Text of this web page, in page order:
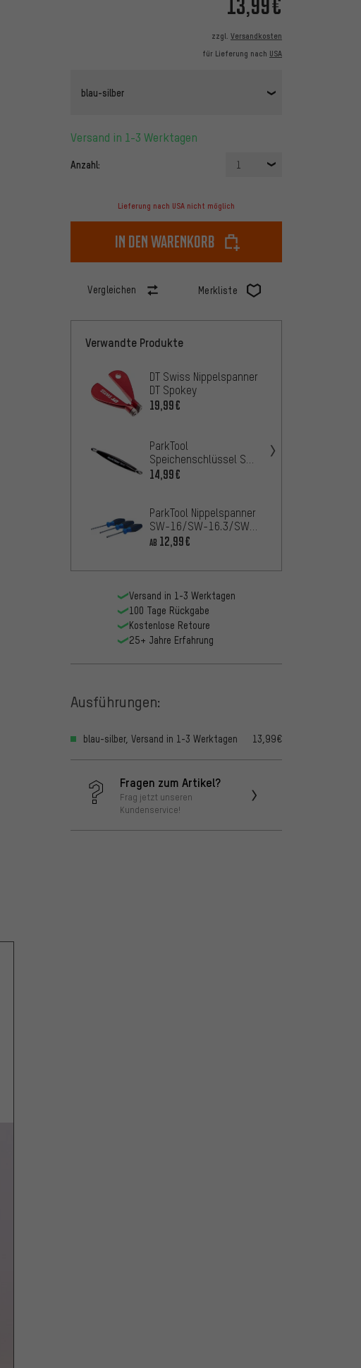
zzgl. Versandkosten
für Lieferung nach USA
blau-silber
Versand in 1-3 Werktagen
Anzahl: 1
Lieferung nach USA nicht möglich
In den Warenkorb
Vergleichen Merkliste
Verwandte Produkte
DT Swiss Nippelspanner
DT Spokey
19,99€
ParkTool
Speichenschlüssel SW-
12 für Mavic System-
14,99€
ParkTool Nippelspanner
SW-16/SW-16.3/SW-
17/SW-18/SW-19 für
AB 12,99€
Versand in 1-3 Werktagen
100 Tage Rückgabe
Kostenlose Retoure
25+ Jahre Erfahrung
Ausführungen:
blau-silber, Versand in 1-3 Werktagen 13,99€
Fragen zum Artikel?
Frag jetzt unseren
Kundenservice!